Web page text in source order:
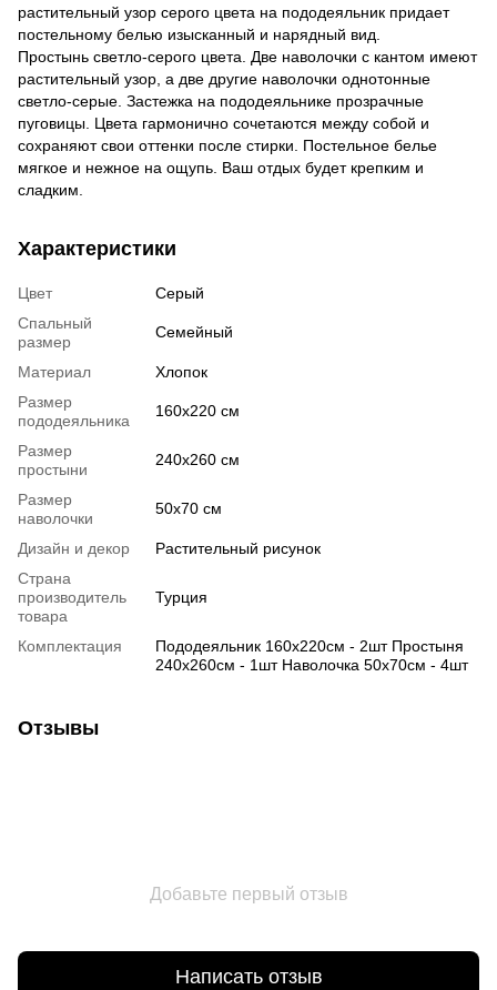
растительный узор серого цвета на пододеяльник придает
постельному белью изысканный и нарядный вид.
Простынь светло-серого цвета. Две наволочки с кантом имеют
растительный узор, а две другие наволочки однотонные
светло-серые. Застежка на пододеяльнике прозрачные
пуговицы. Цвета гармонично сочетаются между собой и
сохраняют свои оттенки после стирки. Постельное белье
мягкое и нежное на ощупь. Ваш отдых будет крепким и
сладким.
Характеристики
Цвет
Серый
Спальный
размер
Семейный
Материал
Хлопок
Размер
пододеяльника
160х220 см
Размер
простыни
240х260 см
Размер
наволочки
50х70 см
Дизайн и декор
Растительный рисунок
Страна
производитель
товара
Турция
Комплектация
Пододеяльник 160х220см - 2шт Простыня
240х260см - 1шт Наволочка 50х70см - 4шт
Отзывы
Добавьте первый отзыв
Написать отзыв